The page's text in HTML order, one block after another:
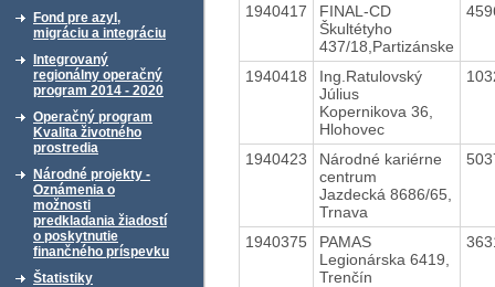
Fond pre azyl,
migráciu a integráciu
Integrovaný
regionálny operačný
program 2014 - 2020
Operačný program
Kvalita životného
prostredia
Národné projekty -
Oznámenia o
možnosti
predkladania žiadostí
o poskytnutie
finančného príspevku
Štatistiky
1940417
FINAL-CD
Škultétyho
437/18,Partizánske
1940418
Ing.Ratulovský
Július
Kopernikova 36,
Hlohovec
1940423
Národné kariérne
centrum
Jazdecká 8686/65,
Trnava
1940375
PAMAS
Legionárska 6419,
Trenčín